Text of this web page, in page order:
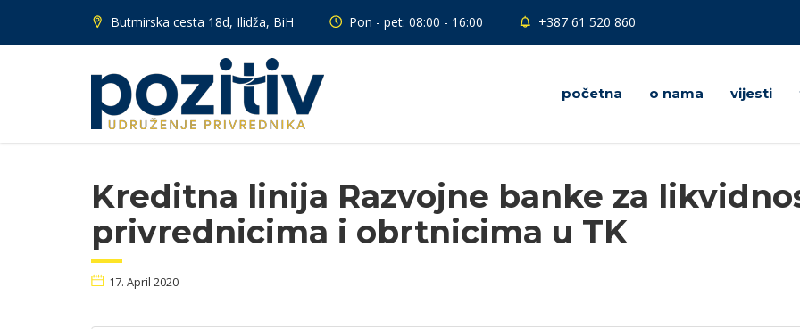
Butmirska cesta 18d, Ilidža, BiH Pon - pet: 08:00 - 16:00 +387 61 520 860
početna o nama vijesti
Kreditna linija Razvojne banke za
privrednicima i obrtnicima u TK
17. April 2020